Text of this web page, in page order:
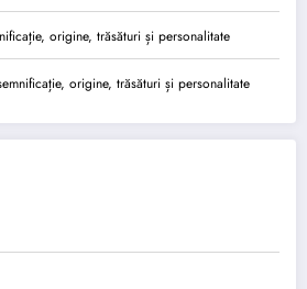
origine, trăsături și personalitate
origine, trăsături și personalitate